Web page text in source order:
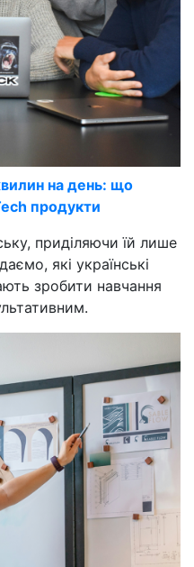
на день: що
продукти
приділяючи їй лише
які українські
зробити навчання